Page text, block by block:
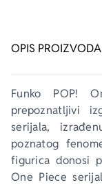
OPIS PROIZVODA
Funko POP!
prepoznatljivi
serijala,
poznatog
figurica donosi
One Piece